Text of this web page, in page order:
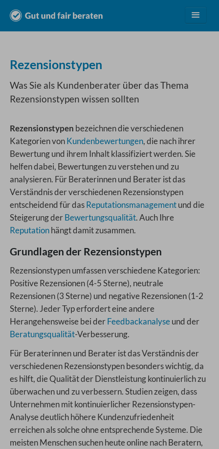
Branchen
Über uns
Kostenlos testen
Login
Rezensionstypen
Was Sie als Kundenberater über das Thema
Rezensionstypen wissen sollten
Rezensionstypen bezeichnen die verschiedenen
Kategorien vonKundenbewertungen, die nach ihrer
Bewertung und ihrem Inhalt klassifiziert werden. Sie
helfen dabei, Bewertungen zu verstehen und zu
analysieren. Für Beraterinnen und Berater ist das
Verständnis der verschiedenen Rezensionstypen
entscheidend für dasReputationsmanagementund die
Steigerung derBewertungsqualität. Auch Ihre
Reputationhängt damit zusammen.
Grundlagen der Rezensionstypen
Rezensionstypen umfassen verschiedene Kategorien:
Positive Rezensionen (4-5 Sterne), neutrale
Rezensionen (3 Sterne) und negative Rezensionen (1-2
Sterne). Jeder Typ erfordert eine andere
Herangehensweise bei derFeedbackanalyseund der
Beratungsqualität-Verbesserung.
Für Beraterinnen und Berater ist das Verständnis der
verschiedenen Rezensionstypen besonders wichtig, da
es hilft, die Qualität der Dienstleistung kontinuierlich zu
überwachen und zu verbessern. Studien zeigen, dass
Unternehmen mit kontinuierlicher Rezensionstypen-
Analyse deutlich höhere Kundenzufriedenheit
erreichen als solche ohne entsprechende Systeme. Die
meisten Menschen suchen heute online nach Beratern,